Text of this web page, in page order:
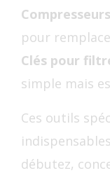
pour
Clés pour
simple mais
Ces outils
débutez,